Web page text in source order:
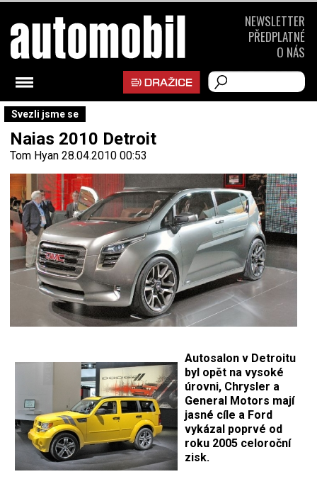
Svezli jsme se
Naias 2010 Detroit
Tom Hyan 28.04.2010 00:53
Autosalon v Detroitu
byl opět na vysoké
úrovni, Chrysler a
General Motors mají
jasné cíle a Ford
vykázal poprvé od
roku 2005 celoroční
zisk.
NEWSLETTER
PŘEDPLATNÉ
O NÁS